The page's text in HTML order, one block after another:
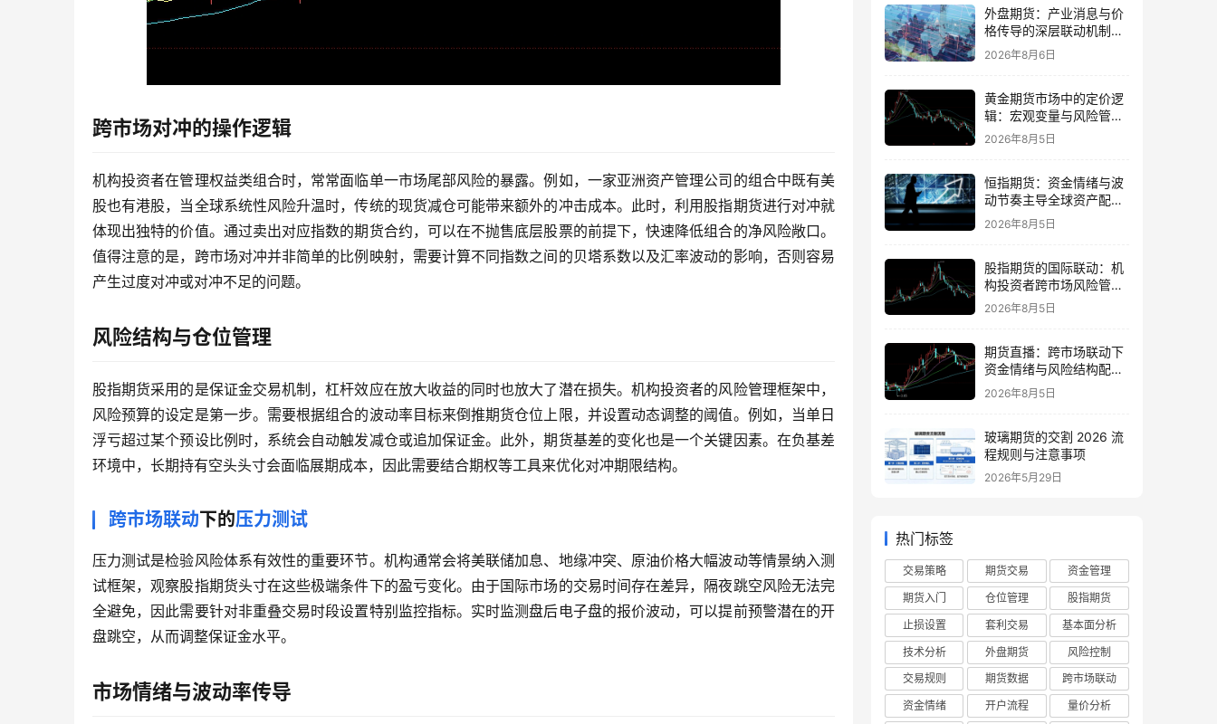
跨市场对冲的操作逻辑
机构投资者在管理权益类组合时，常常面临单一市场尾部风险的暴露。例如，一家亚洲资产管理公司的组合中既有美
股也有港股，当全球系统性风险升温时，传统的现货减仓可能带来额外的冲击成本。此时，利用股指期货进行对冲就
体现出独特的价值。通过卖出对应指数的期货合约，可以在不抛售底层股票的前提下，快速降低组合的净风险敞口。
值得注意的是，跨市场对冲并非简单的比例映射，需要计算不同指数之间的贝塔系数以及汇率波动的影响，否则容易
产生过度对冲或对冲不足的问题。
风险结构与仓位管理
股指期货采用的是保证金交易机制，杠杆效应在放大收益的同时也放大了潜在损失。机构投资者的风险管理框架中，
风险预算的设定是第一步。需要根据组合的波动率目标来倒推期货仓位上限，并设置动态调整的阈值。例如，当单日
浮亏超过某个预设比例时，系统会自动触发减仓或追加保证金。此外，期货基差的变化也是一个关键因素。在负基差
环境中，长期持有空头头寸会面临展期成本，因此需要结合期权等工具来优化对冲期限结构。
跨市场联动下的压力测试
压力测试是检验风险体系有效性的重要环节。机构通常会将美联储加息、地缘冲突、原油价格大幅波动等情景纳入测
试框架，观察股指期货头寸在这些极端条件下的盈亏变化。由于国际市场的交易时间存在差异，隔夜跳空风险无法完
全避免，因此需要针对非重叠交易时段设置特别监控指标。实时监测盘后电子盘的报价波动，可以提前预警潜在的开
盘跳空，从而调整保证金水平。
市场情绪与波动率传导
外盘期货：产业消息与价
格传导的深层联动机制与
交易策略
2026年8月6日
黄金期货市场中的定价逻
辑：宏观变量与风险管理
策略并重
2026年8月5日
恒指期货：资金情绪与波
动节奏主导全球资产配置
的思路
2026年8月5日
股指期货的国际联动：机
构投资者跨市场风险管理
策略
2026年8月5日
期货直播：跨市场联动下
资金情绪与风险结构配置
逻辑
2026年8月5日
玻璃期货的交割 2026 流
程规则与注意事项
2026年5月29日
热门标签
交易策略 期货交易
资金管理
期货入门
仓位管理
股指期货
止损设置
套利交易
基本面分析
技术分析
外盘期货
风险控制
交易规则
期货数据
跨市场联动
资金情绪
开户流程
量价分析